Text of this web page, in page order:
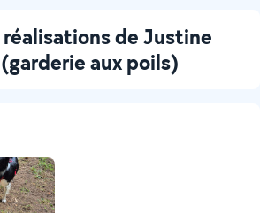
de Justine
aux poils)